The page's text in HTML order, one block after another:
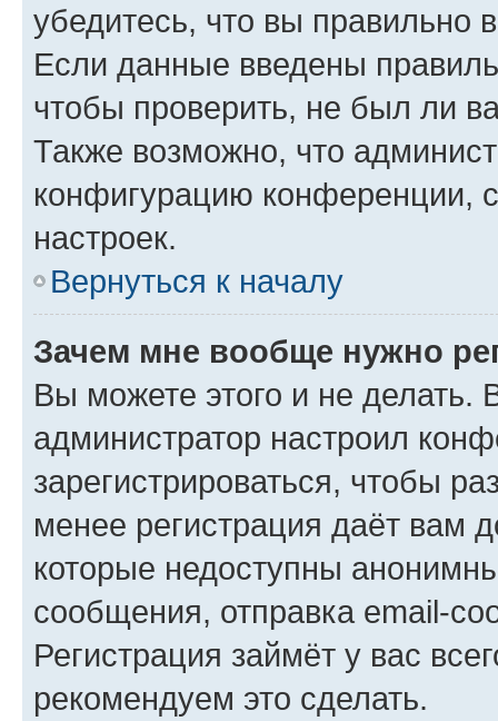
убедитесь, что вы правильно
Если данные введены
чтобы проверить, не был ли
Также возможно, что
конфигурацию конференции,
настроек.
Вернуться к началу
Зачем мне вообще нужно
Вы можете этого и не делать.
администратор настроил
зарегистрироваться, чтобы
менее регистрация даёт вам
которые недоступны
сообщения, отправка email-
Регистрация займёт у вас
рекомендуем это сделать.